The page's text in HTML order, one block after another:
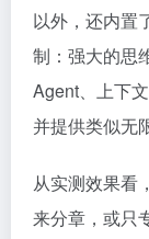
以外，还内置
制：强大的思
Agent、上下
并提供类似无
从实测效果看
来分章，或只